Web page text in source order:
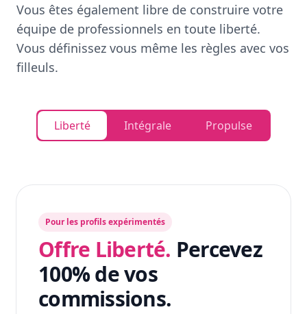
Vous êtes également libre de construire votre
équipe de professionnels en toute liberté.
Vous définissez vous même les règles avec vos
filleuls.
Liberté Intégrale Propulse
Pour les profils expérimentés
Offre Liberté. Percevez
100% de vos
commissions.